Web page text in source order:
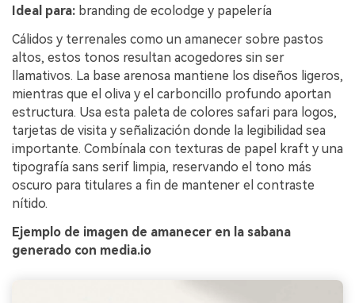
Ideal para: branding de ecolodge y papelería
Cálidos y terrenales como un amanecer sobre pastos
altos, estos tonos resultan acogedores sin ser
llamativos. La base arenosa mantiene los diseños ligeros,
mientras que el oliva y el carboncillo profundo aportan
estructura. Usa esta paleta de colores safari para logos,
tarjetas de visita y señalización donde la legibilidad sea
importante. Combínala con texturas de papel kraft y una
tipografía sans serif limpia, reservando el tono más
oscuro para titulares a fin de mantener el contraste
nítido.
Ejemplo de imagen de amanecer en la sabana
generado con media.io